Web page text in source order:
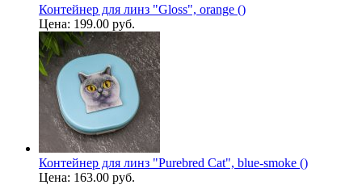
Контейнер для линз "Gloss", orange ()
Цена: 199.00 руб.
Контейнер для линз "Purebred Cat", blue-smoke ()
Цена: 163.00 руб.